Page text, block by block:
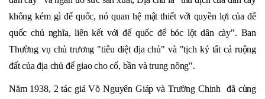
không kém gì đế quốc, nó quan hệ mật thiết với quyền lợi của đế
quốc chủ nghĩa, liên kết với đế quốc để bóc lột dân cày". Ban
Thường vụ chủ trương "tiêu diệt địa chủ" và "tịch ký tất cả ruộng
đất của địa chủ để giao cho cố, bần và trung nông".
Năm 1938, 2 tác giả Võ Nguyên Giáp và Trường Chinh đã cùng